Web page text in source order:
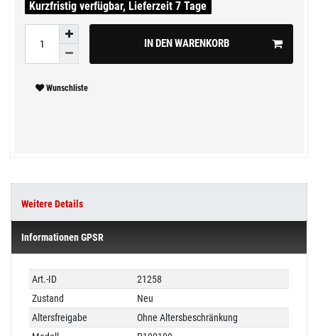
Kurzfristig verfügbar, Lieferzeit 7 Tage
IN DEN WARENKORB
Wunschliste
Weitere Details
Informationen GPSR
Technisches
Merkmal
Wert
Art.-ID
21258
Zustand
Neu
Altersfreigabe
Ohne Altersbeschränkung